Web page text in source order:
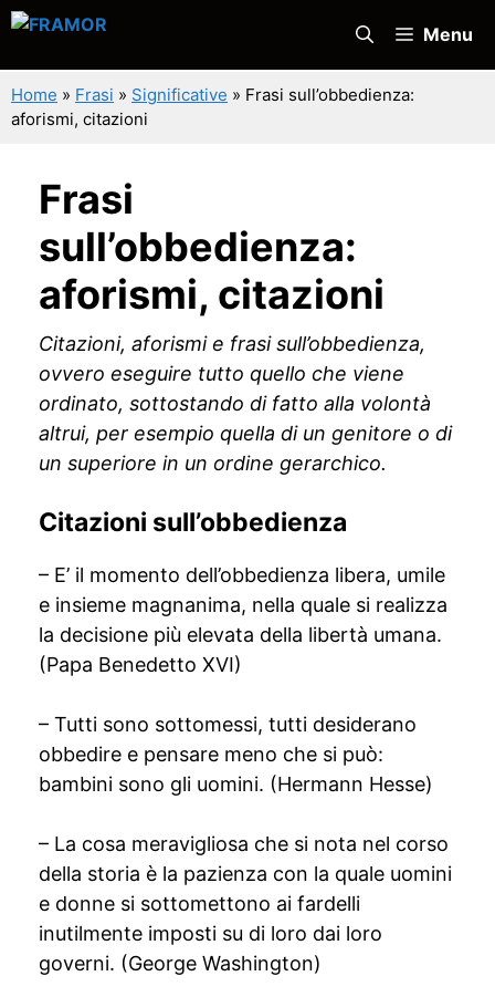
Vai
contenuto
Menu
Home » Frasi » Significative » Frasi sull’obbedienza:
aforismi, citazioni
Frasi
sull’obbedienza:
aforismi, citazioni
Citazioni, aforismi e frasi sull’obbedienza,
ovvero eseguire tutto quello che viene
ordinato, sottostando di fatto alla volontà
altrui, per esempio quella di un genitore o di
un superiore in un ordine gerarchico.
Citazioni sull’obbedienza
– E’ il momento dell’obbedienza libera, umile
e insieme magnanima, nella quale si realizza
la decisione più elevata della libertà umana.
(Papa Benedetto XVI)
– Tutti sono sottomessi, tutti desiderano
obbedire e pensare meno che si può:
bambini sono gli uomini. (Hermann Hesse)
– La cosa meravigliosa che si nota nel corso
della storia è la pazienza con la quale uomini
e donne si sottomettono ai fardelli
inutilmente imposti su di loro dai loro
governi. (George Washington)